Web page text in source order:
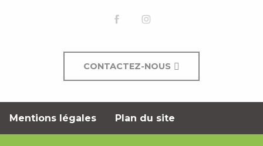
CONTACTEZ-NOUS
Mentions légales Plan du site